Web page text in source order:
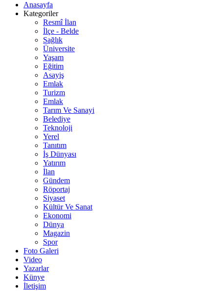
Anasayfa
Kategoriler
Resmî İlan
İlçe - Belde
Sağlık
Üniversite
Yaşam
Eğitim
Asayiş
Emlak
Turizm
Emlak
Tarım Ve Sanayi
Belediye
Teknoloji
Yerel
Tanıtım
İş Dünyası
Yatırım
İlan
Gündem
Röportaj
Siyaset
Kültür Ve Sanat
Ekonomi
Dünya
Magazin
Spor
Foto Galeri
Video
Yazarlar
Künye
İletişim